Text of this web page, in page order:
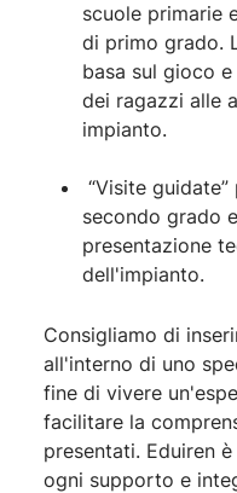
scuole primarie
di primo grado.
basa sul gioco
dei ragazzi alle
impianto.
“Visite
secondo grado
presentazione
dell'impianto.
Consigliamo di
all'interno di uno
fine di vivere
facilitare la
presentati. Eduiren
ogni supporto e